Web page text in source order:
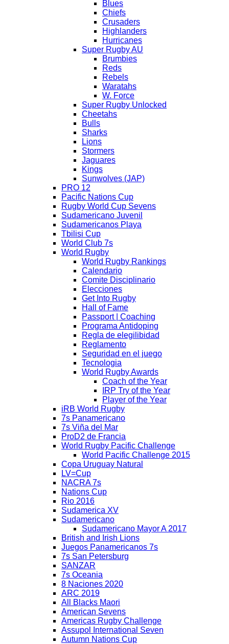
Blues
Chiefs
Crusaders
Highlanders
Hurricanes
Super Rugby AU
Brumbies
Reds
Rebels
Waratahs
W. Force
Super Rugby Unlocked
Cheetahs
Bulls
Sharks
Lions
Stormers
Jaguares
Kings
Sunwolves (JAP)
PRO 12
Pacific Nations Cup
Rugby World Cup Sevens
Sudamericano Juvenil
Sudamericanos Playa
Tbilisi Cup
World Club 7s
World Rugby
World Rugby Rankings
Calendario
Comite Disciplinario
Elecciones
Get Into Rugby
Hall of Fame
Passport | Coaching
Programa Antidoping
Regla de elegilibidad
Reglamento
Seguridad en el juego
Tecnologia
World Rugby Awards
Coach of the Year
IRP Try of the Year
Player of the Year
iRB World Rugby
7s Panamericano
7s Viña del Mar
ProD2 de Francia
World Rugby Pacific Challenge
World Pacific Challenge 2015
Copa Uruguay Natural
LV=Cup
NACRA 7s
Nations Cup
Rio 2016
Sudamerica XV
Sudamericano
Sudamericano Mayor A 2017
British and Irish Lions
Juegos Panamericanos 7s
7s San Petersburg
SANZAR
7s Oceania
8 Naciones 2020
ARC 2019
All Blacks Maori
American Sevens
Americas Rugby Challenge
Assupol International Seven
Autumn Nations Cup